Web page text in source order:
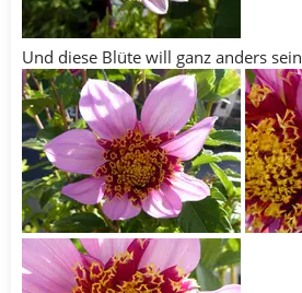
Und diese Blüte will ganz anders sein